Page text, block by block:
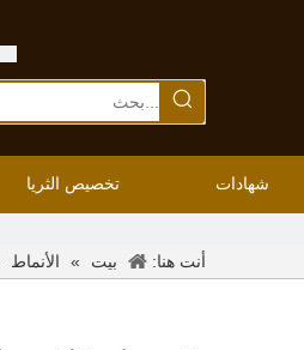
شهادات تخصيص الثريا
أنت هنا: بيت » الأنماط